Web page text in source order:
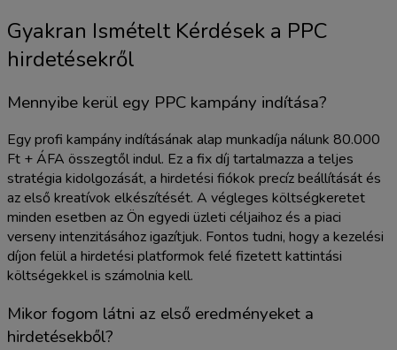
Gyakran Ismételt Kérdések a PPC
hirdetésekről
Mennyibe kerül egy PPC kampány indítása?
Egy profi kampány indításának alap munkadíja nálunk 80.000
Ft + ÁFA összegtől indul. Ez a fix díj tartalmazza a teljes
stratégia kidolgozását, a hirdetési fiókok precíz beállítását és
az első kreatívok elkészítését. A végleges költségkeretet
minden esetben az Ön egyedi üzleti céljaihoz és a piaci
verseny intenzitásához igazítjuk. Fontos tudni, hogy a kezelési
díjon felül a hirdetési platformok felé fizetett kattintási
költségekkel is számolnia kell.
Mikor fogom látni az első eredményeket a
hirdetésekből?